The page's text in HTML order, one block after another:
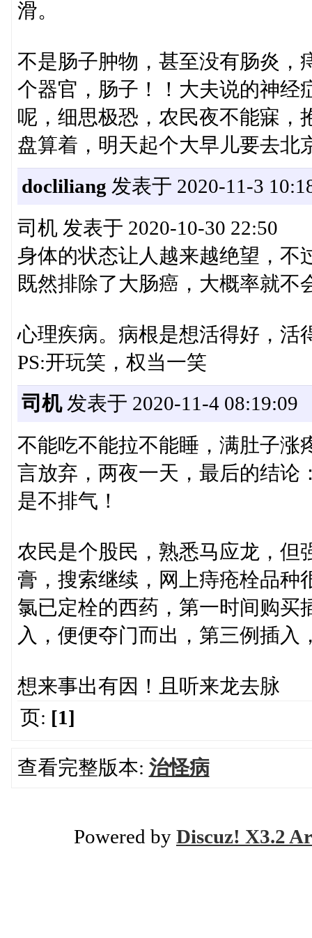
滑。
不是肠子肿物，甚至没有肠炎，
个器官，肠子！！大夫说的神经
呢，细思极恐，农民夜不能寐，
盘算着，明天起个大早儿要去北
docliliang 发表于 2020-11-3
司机 发表于 2020-10-30 22:50
身体的状态让人越来越绝望，不
既然排除了大肠癌，大概率就不
心理疾病。病根是想活得好，活
PS:开玩笑，权当一笑
司机发表于 2020-11-4 08:19:09
不能吃不能拉不能睡，满肚子涨
言放弃，两夜一天，最后的结论
是不排气！
农民是个股民，熟悉马应龙，但
膏，搜索继续，网上痔疮栓品种
氯已定栓的西药，第一时间购买
入，便便夺门而出，第三例插
想来事出有因！且听来龙去脉
页: [1]
查看完整版本: 治怪病
Powered by Discuz! X3.2